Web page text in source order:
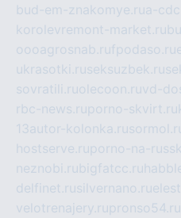
bud-em-znakomye.rua-
korolevremont-market.ru
oooagrosnab.rufpodaso.ru
ukrasotki.ruseksuzbek.ru
sovratili.ruolecoon.ruvd-
rbc-news.ruporno-skvirt.ru
13autor-kolonka.ru
hostserve.ruporno-na-
neznobi.rubigfatcc.ru
delfinet.rusilvernano.ru
velotrenajery.rupronso54.ru